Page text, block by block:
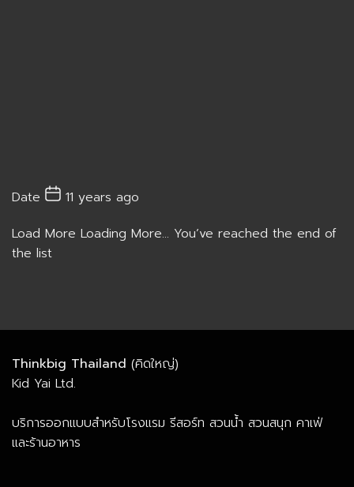
Date
11 years ago
Load More Loading More... You’ve reached the end of
the list
Thinkbig Thailand (คิดใหญ่)
Kid Yai Ltd.
บริการออกแบบสำหรับโรงแรม รีสอร์ท สวนน้ำ สวนสนุก คาเฟ่
และร้านอาหาร